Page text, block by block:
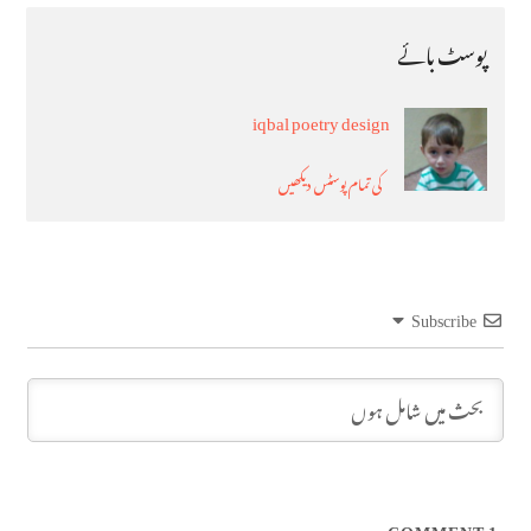
پوسٹ بائے
iqbal poetry design
کی تمام پوسٹس دیکھیں
Subscribe